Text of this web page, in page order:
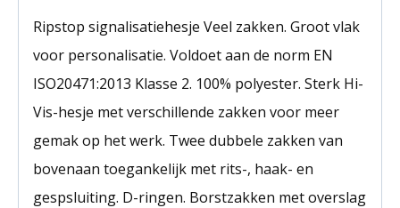
Ripstop signalisatiehesje Veel zakken. Groot vlak
voor personalisatie. Voldoet aan de norm EN
ISO20471:2013 Klasse 2. 100% polyester. Sterk Hi-
Vis-hesje met verschillende zakken voor meer
gemak op het werk. Twee dubbele zakken van
bovenaan toegankelijk met rits-, haak- en
gespsluiting. D-ringen. Borstzakken met overslag